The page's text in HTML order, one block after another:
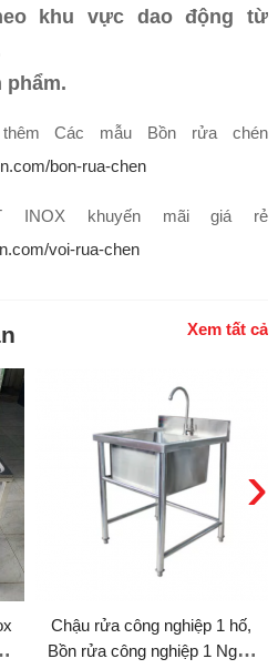
khu vực dao động từ
phẩm.
Các mẫu Bồn rửa chén
bon-rua-chen
INOX khuyến mãi giá rẻ
voi-rua-chen
Xem tất cả
Chậu rửa công nghiệp 1 hố,
Bồn rửa công nghiệp 1 Ngăn
›